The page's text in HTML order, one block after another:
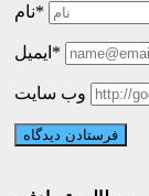
نام*
ایمیل*
وب سایت